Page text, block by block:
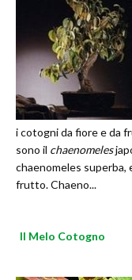
i cotogni da fiore e da
sono il chaenomeles
chaenomeles superba,
frutto. Chaeno...
Il Melo Cotogno